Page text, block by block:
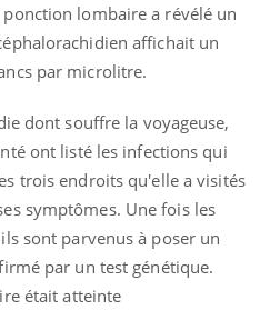
ponction lombaire a révélé un
affichait un
par microlitre.
dont souffre la voyageuse,
ont listé les infections qui
trois endroits qu'elle a visités
symptômes. Une fois les
sont parvenus à poser un
par un test génétique.
était atteinte